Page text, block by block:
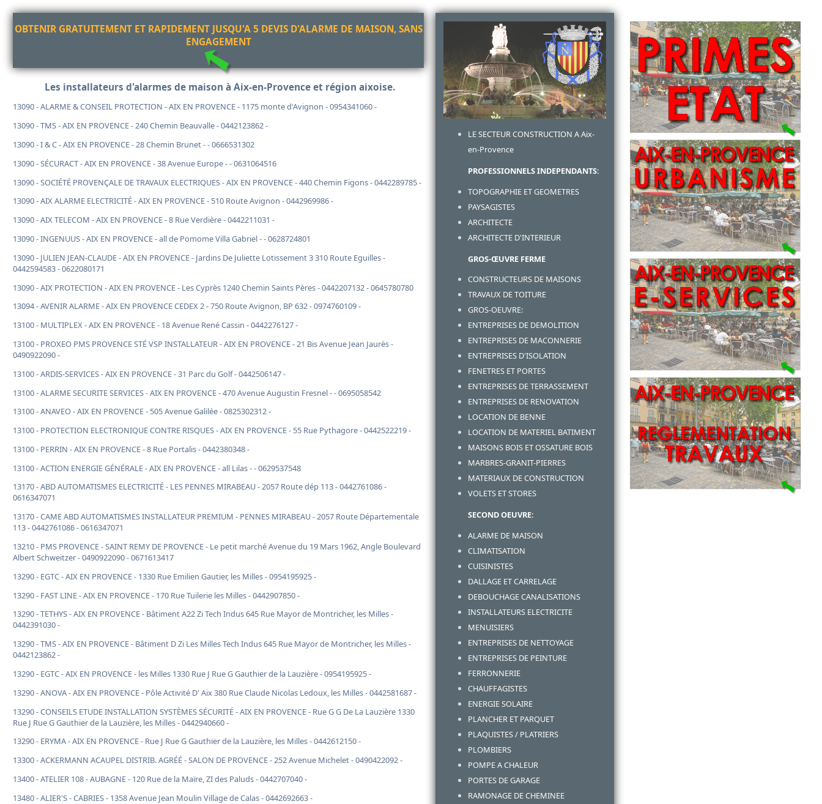
OBTENIR GRATUITEMENT ET RAPIDEMENT JUSQU'A 5 DEVIS D'ALARME DE MAISON, SANS
ENGAGEMENT
Les installateurs d'alarmes de maison à Aix-en-Provence et région aixoise.
13090 - ALARME & CONSEIL PROTECTION - AIX EN PROVENCE - 1175 monte d'Avignon - 0954341060 -
13090 - TMS - AIX EN PROVENCE - 240 Chemin Beauvalle - 0442123862 -
13090 - I & C - AIX EN PROVENCE - 28 Chemin Brunet - - 0666531302
13090 - SÉCURACT - AIX EN PROVENCE - 38 Avenue Europe - - 0631064516
13090 - SOCIÉTÉ PROVENÇALE DE TRAVAUX ELECTRIQUES - AIX EN PROVENCE - 440 Chemin Figons - 0442289785 -
13090 - AIX ALARME ELECTRICITÉ - AIX EN PROVENCE - 510 Route Avignon - 0442969986 -
13090 - AIX TELECOM - AIX EN PROVENCE - 8 Rue Verdière - 0442211031 -
13090 - INGENUUS - AIX EN PROVENCE - all de Pomome Villa Gabriel - - 0628724801
13090 - JULIEN JEAN-CLAUDE - AIX EN PROVENCE - Jardins De Juliette Lotissement 3 310 Route Eguilles -
0442594583 - 0622080171
13090 - AIX PROTECTION - AIX EN PROVENCE - Les Cyprès 1240 Chemin Saints Pères - 0442207132 - 0645780780
13094 - AVENIR ALARME - AIX EN PROVENCE CEDEX 2 - 750 Route Avignon, BP 632 - 0974760109 -
13100 - MULTIPLEX - AIX EN PROVENCE - 18 Avenue René Cassin - 0442276127 -
13100 - PROXEO PMS PROVENCE STÉ VSP INSTALLATEUR - AIX EN PROVENCE - 21 Bis Avenue Jean Jaurès -
0490922090 -
13100 - ARDIS-SERVICES - AIX EN PROVENCE - 31 Parc du Golf - 0442506147 -
13100 - ALARME SECURITE SERVICES - AIX EN PROVENCE - 470 Avenue Augustin Fresnel - - 0695058542
13100 - ANAVEO - AIX EN PROVENCE - 505 Avenue Galilée - 0825302312 -
13100 - PROTECTION ELECTRONIQUE CONTRE RISQUES - AIX EN PROVENCE - 55 Rue Pythagore - 0442522219 -
13100 - PERRIN - AIX EN PROVENCE - 8 Rue Portalis - 0442380348 -
13100 - ACTION ENERGIE GÉNÉRALE - AIX EN PROVENCE - all Lilas - - 0629537548
13170 - ABD AUTOMATISMES ELECTRICITÉ - LES PENNES MIRABEAU - 2057 Route dép 113 - 0442761086 -
0616347071
13170 - CAME ABD AUTOMATISMES INSTALLATEUR PREMIUM - PENNES MIRABEAU - 2057 Route Départementale
113 - 0442761086 - 0616347071
13210 - PMS PROVENCE - SAINT REMY DE PROVENCE - Le petit marché Avenue du 19 Mars 1962, Angle Boulevard
Albert Schweitzer - 0490922090 - 0671613417
13290 - EGTC - AIX EN PROVENCE - 1330 Rue Emilien Gautier, les Milles - 0954195925 -
13290 - FAST LINE - AIX EN PROVENCE - 170 Rue Tuilerie les Milles - 0442907850 -
13290 - TETHYS - AIX EN PROVENCE - Bâtiment A22 Zi Tech Indus 645 Rue Mayor de Montricher, les Milles -
0442391030 -
13290 - TMS - AIX EN PROVENCE - Bâtiment D Zi Les Milles Tech Indus 645 Rue Mayor de Montricher, les Milles -
0442123862 -
13290 - EGTC - AIX EN PROVENCE - les Milles 1330 Rue J Rue G Gauthier de la Lauzière - 0954195925 -
13290 - ANOVA - AIX EN PROVENCE - Pôle Activité D' Aix 380 Rue Claude Nicolas Ledoux, les Milles - 0442581687 -
13290 - CONSEILS ETUDE INSTALLATION SYSTÈMES SÉCURITÉ - AIX EN PROVENCE - Rue G G De La Lauzière 1330
Rue J Rue G Gauthier de la Lauzière, les Milles - 0442940660 -
13290 - ERYMA - AIX EN PROVENCE - Rue J Rue G Gauthier de la Lauzière, les Milles - 0442612150 -
13300 - ACKERMANN ACAUPEL DISTRIB. AGRÉÉ - SALON DE PROVENCE - 252 Avenue Michelet - 0490422092 -
13400 - ATELIER 108 - AUBAGNE - 120 Rue de la Maïre, ZI des Paluds - 0442707040 -
13480 - ALIER'S - CABRIES - 1358 Avenue Jean Moulin Village de Calas - 0442692663 -
LE SECTEUR CONSTRUCTION A Aix-
en-Provence
PROFESSIONNELS INDEPENDANTS:
TOPOGRAPHIE ET GEOMETRES
PAYSAGISTES
ARCHITECTE
ARCHITECTE D'INTERIEUR
GROS-ŒUVRE FERME
CONSTRUCTEURS DE MAISONS
TRAVAUX DE TOITURE
GROS-OEUVRE:
ENTREPRISES DE DEMOLITION
ENTREPRISES DE MACONNERIE
ENTREPRISES D'ISOLATION
FENETRES ET PORTES
ENTREPRISES DE TERRASSEMENT
ENTREPRISES DE RENOVATION
LOCATION DE BENNE
LOCATION DE MATERIEL BATIMENT
MAISONS BOIS ET OSSATURE BOIS
MARBRES-GRANIT-PIERRES
MATERIAUX DE CONSTRUCTION
VOLETS ET STORES
SECOND OEUVRE:
ALARME DE MAISON
CLIMATISATION
CUISINISTES
DALLAGE ET CARRELAGE
DEBOUCHAGE CANALISATIONS
INSTALLATEURS ELECTRICITE
MENUISIERS
ENTREPRISES DE NETTOYAGE
ENTREPRISES DE PEINTURE
FERRONNERIE
CHAUFFAGISTES
ENERGIE SOLAIRE
PLANCHER ET PARQUET
PLAQUISTES / PLATRIERS
PLOMBIERS
POMPE A CHALEUR
PORTES DE GARAGE
RAMONAGE DE CHEMINEE